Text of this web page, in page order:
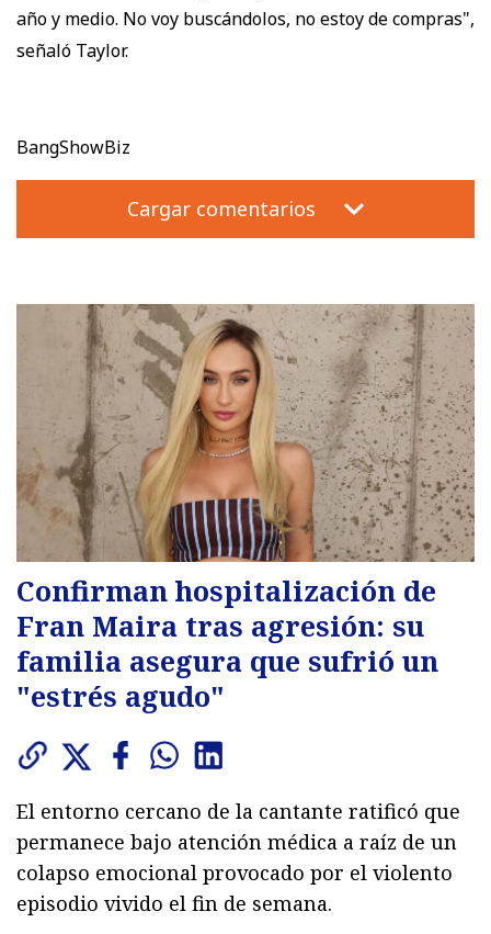
año y medio. No voy buscándolos, no estoy de compras",
señaló Taylor.
BangShowBiz
Cargar comentarios
Confirman hospitalización de
Fran Maira tras agresión: su
familia asegura que sufrió un
"estrés agudo"
El entorno cercano de la cantante ratificó que
permanece bajo atención médica a raíz de un
colapso emocional provocado por el violento
episodio vivido el fin de semana.